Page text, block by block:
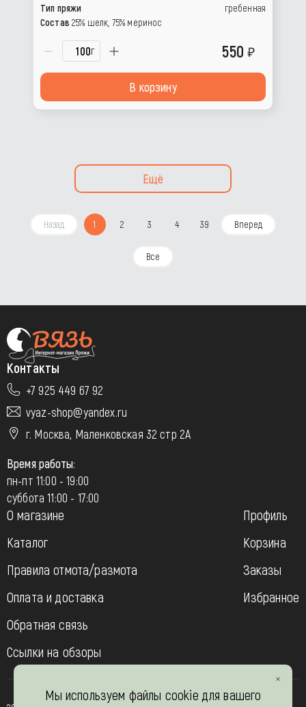
Тип пряжи
гребенная
Состав 25% шелк, 75% меринос
г 550
В корзину
Ещё
Назад 1 2 3 4 39 Вперед
Все
Контакты
+7 925 449 67 92
vyaz-shop@yandex.ru
г. Москва, Маленковская 32 стр 2А
Время работы:
пн-пт 11:00 - 19:00
суббота 11:00 - 17:00
О магазине
Каталог
Правила отмота/размота
Оплата и доставка
Обратная связь
Ссылки на обзоры
Профиль
Корзина
Заказы
Избранное
Мы используем файлы cookie для вашего